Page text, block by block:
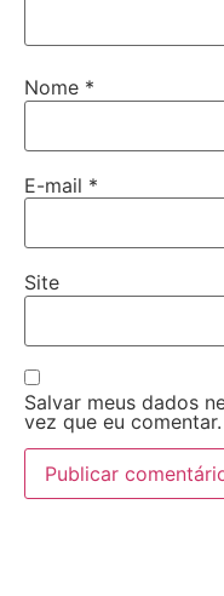
Nome *
E-mail *
Site
Salvar meus dados
vez que eu comentar.